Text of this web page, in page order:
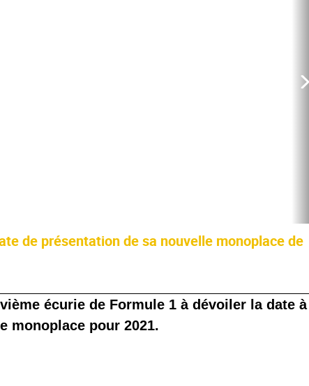
de présentation de sa nouvelle monoplace de
écurie de Formule 1 à dévoiler la date à
monoplace pour 2021.